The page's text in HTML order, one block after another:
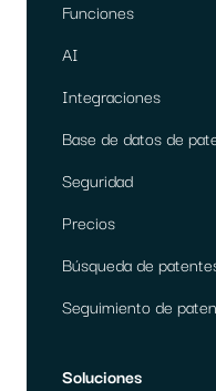
Funciones
AI
Integraciones
Base de datos de
Seguridad
Precios
Búsqueda de
Seguimiento de
Soluciones